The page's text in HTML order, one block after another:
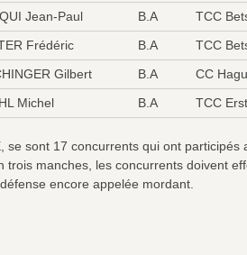
Jean-Paul B.A
TCC
Frédéric B.A
TCC
Gilbert B.A
CC
Michel B.A TCC
se sont 17 concurrents qui ont
trois manches, les concurrents doivent
encore appelée mordant.